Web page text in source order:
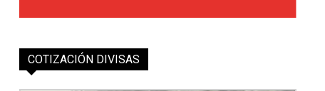
COTIZACIÓN DIVISAS